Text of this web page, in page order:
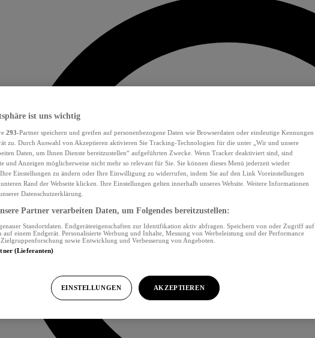
ist uns wichtig
293-Partner speichern und greifen auf personenbezogene Daten wie Browserdaten oder eindeutige Kennungen
zu. Durch Auswahl von Akzeptieren aktivieren Sie Tracking-Technologien für die unter „Wir und unsere
Daten, um Ihnen Dienste bereitzustellen“ aufgeführten Zwecke. Wenn Tracker deaktiviert sind, sind
und Anzeigen möglicherweise nicht mehr so relevant für Sie. Sie können dieses Menü jederzeit wieder
Einstellungen zu ändern oder Ihre Einwilligung zu widerrufen, indem Sie auf den Link Voreinstellungen
Rand der Webseite klicken. Ihre Einstellungen gelten innerhalb unseres Website. Weitere Informationen
Datenschutzerklärung.
Partner verarbeiten Daten, um Folgendes bereitzustellen:
Standortdaten. Endgeräteeigenschaften zur Identifikation aktiv abfragen. Speichern von oder Zugriff auf
einem Endgerät. Personalisierte Werbung und Inhalte, Messung von Werbeleistung und der Performance
sowie Entwicklung und Verbesserung von Angeboten.
(Lieferanten)
EINSTELLUNGEN AKZEPTIEREN